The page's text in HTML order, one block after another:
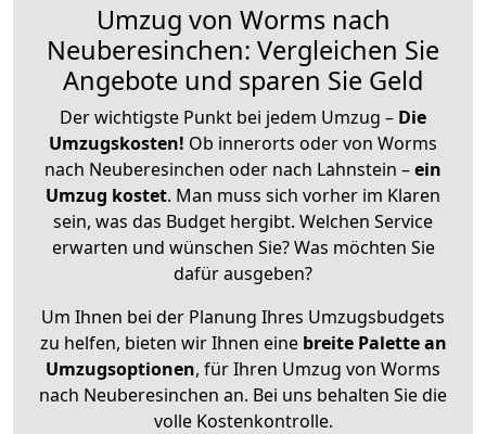
Umzug von Worms nach
Neuberesinchen: Vergleichen Sie
Angebote und sparen Sie Geld
Der wichtigste Punkt bei jedem Umzug – Die
Umzugskosten! Ob innerorts oder von Worms
nach Neuberesinchen oder nach Lahnstein –ein
Umzug kostet. Man muss sich vorher im Klaren
sein, was das Budget hergibt. Welchen Service
erwarten und wünschen Sie? Was möchten Sie
dafür ausgeben?
Um Ihnen bei der Planung Ihres Umzugsbudgets
zu helfen, bieten wir Ihnen eine breite Palette an
Umzugsoptionen, für Ihren Umzug von Worms
nach Neuberesinchen an. Bei uns behalten Sie die
volle Kostenkontrolle.